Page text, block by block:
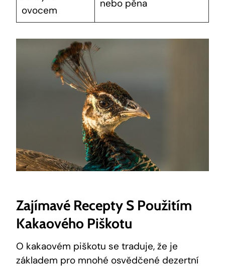
ovocem
nebo pěna
Zajímavé Recepty S Použitím
Kakaového Piškotu
O kakaovém piškotu se traduje, že je
základem pro mnohé osvědčené dezertní